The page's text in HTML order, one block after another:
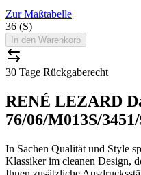
Zur Maßtabelle
36 (S)
In den Warenkorb
30 Tage Rückgaberecht
RENÉ LEZARD
76/06/M013S/
In Sachen Qualität und Style
Klassiker im cleanen Design,